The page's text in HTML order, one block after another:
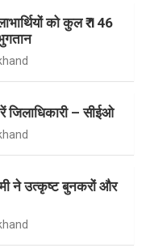
को कुल ₹ 146
जिलाधिकारी – सीईओ
ने उत्कृष्ट बुनकरों और